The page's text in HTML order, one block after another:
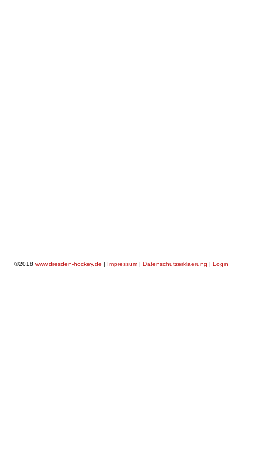
©2018 www.dresden-hockey.de | Impressum | Datenschutzerklaerung | Login